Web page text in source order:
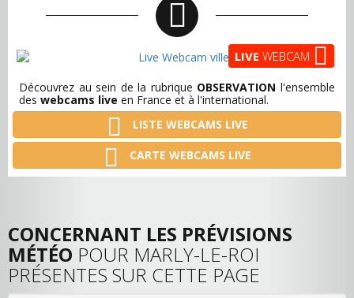
LIVE WEBCAM
Découvrez au sein de la rubrique OBSERVATION l'ensemble
des webcams live en France et à l'international.
LISTE WEBCAMS LIVE
CARTE WEBCAMS LIVE
CONCERNANT LES PRÉVISIONS
MÉTÉO POUR MARLY-LE-ROI
PRÉSENTES SUR CETTE PAGE